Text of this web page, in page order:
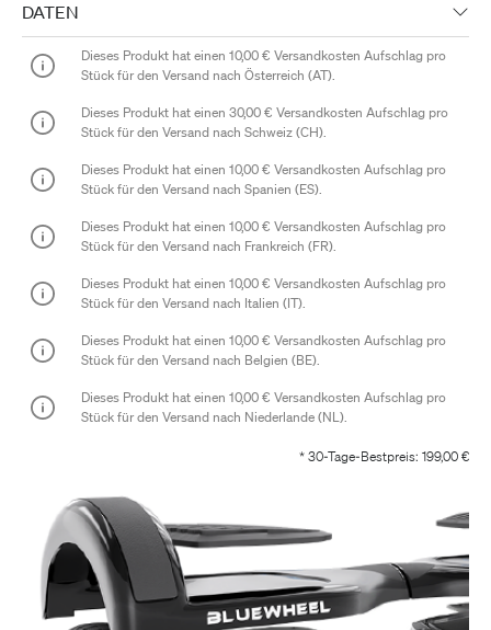
DATEN
Dieses Produkt hat einen 10,00 € Versandkosten Aufschlag pro
Stück für den Versand nach Österreich (AT).
Dieses Produkt hat einen 30,00 € Versandkosten Aufschlag pro
Stück für den Versand nach Schweiz (CH).
Dieses Produkt hat einen 10,00 € Versandkosten Aufschlag pro
Stück für den Versand nach Spanien (ES).
Dieses Produkt hat einen 10,00 € Versandkosten Aufschlag pro
Stück für den Versand nach Frankreich (FR).
Dieses Produkt hat einen 10,00 € Versandkosten Aufschlag pro
Stück für den Versand nach Italien (IT).
Dieses Produkt hat einen 10,00 € Versandkosten Aufschlag pro
Stück für den Versand nach Belgien (BE).
Dieses Produkt hat einen 10,00 € Versandkosten Aufschlag pro
Stück für den Versand nach Niederlande (NL).
* 30-Tage-Bestpreis: 199,00 €